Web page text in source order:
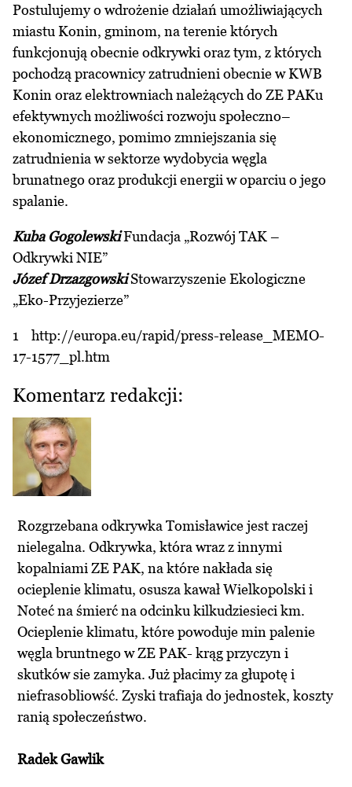
Postulujemy o wdrożenie działań umożliwiających
miastu Konin, gminom, na terenie których
funkcjonują obecnie odkrywki oraz tym, z których
pochodzą pracownicy zatrudnieni obecnie w KWB
Konin oraz elektrowniach należących do ZE PAKu
efektywnych możliwości rozwoju społeczno–
ekonomicznego, pomimo zmniejszania się
zatrudnienia w sektorze wydobycia węgla
brunatnego oraz produkcji energii w oparciu o jego
spalanie.
Kuba GogolewskiFundacja „Rozwój TAK –
Odkrywki NIE”
Józef DrzazgowskiStowarzyszenie Ekologiczne
„Eko-Przyjezierze”
1 http://europa.eu/rapid/press-release_MEMO-
17-1577_pl.htm
Komentarz redakcji:
Rozgrzebana odkrywka Tomisławice jest raczej
nielegalna. Odkrywka, która wraz z innymi
kopalniami ZE PAK, na które nakłada się
ocieplenie klimatu, osusza kawał Wielkopolski i
Noteć na śmierć na odcinku kilkudziesieci km.
Ocieplenie klimatu, które powoduje min palenie
węgla bruntnego w ZE PAK- krąg przyczyn i
skutków sie zamyka. Już płacimy za głupotę i
niefrasobliowść. Zyski trafiaja do jednostek, koszty
ranią społeczeństwo.
Radek Gawlik